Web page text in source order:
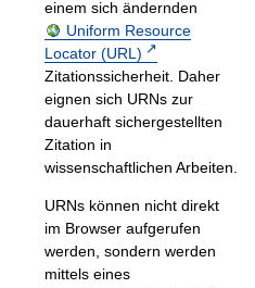
einem sich ändernden
Uniform Resource
Locator (URL)
Zitationssicherheit. Daher
eignen sich URNs zur
dauerhaft sichergestellten
Zitation in
wissenschaftlichen Arbeiten.
URNs können nicht direkt
im Browser aufgerufen
werden, sondern werden
mittels eines